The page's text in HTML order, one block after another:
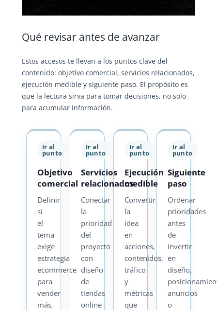
Qué revisar antes de avanzar
Estos accesos te llevan a los puntos clave del
contenido: objetivo comercial, servicios relacionados,
ejecución medible y siguiente paso. El propósito es
que la lectura sirva para tomar decisiones, no solo
para acumular información.
Ir al
punto
Objetivo
comercial
Definir
si
el
tema
exige
estrategia
ecommerce
para
vender
más,
Ir al
punto
Servicios
relacionados
Conectar
la
prioridad
del
proyecto
con
diseño
de
tiendas
online
Ir al
punto
Ejecución
medible
Convertir
la
idea
en
acciones,
contenidos,
tráfico
y
métricas
que
Ir al
punto
Siguiente
paso
Ordenar
prioridades
antes
de
invertir
en
diseño,
anuncios
o